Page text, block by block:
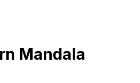
Mandala